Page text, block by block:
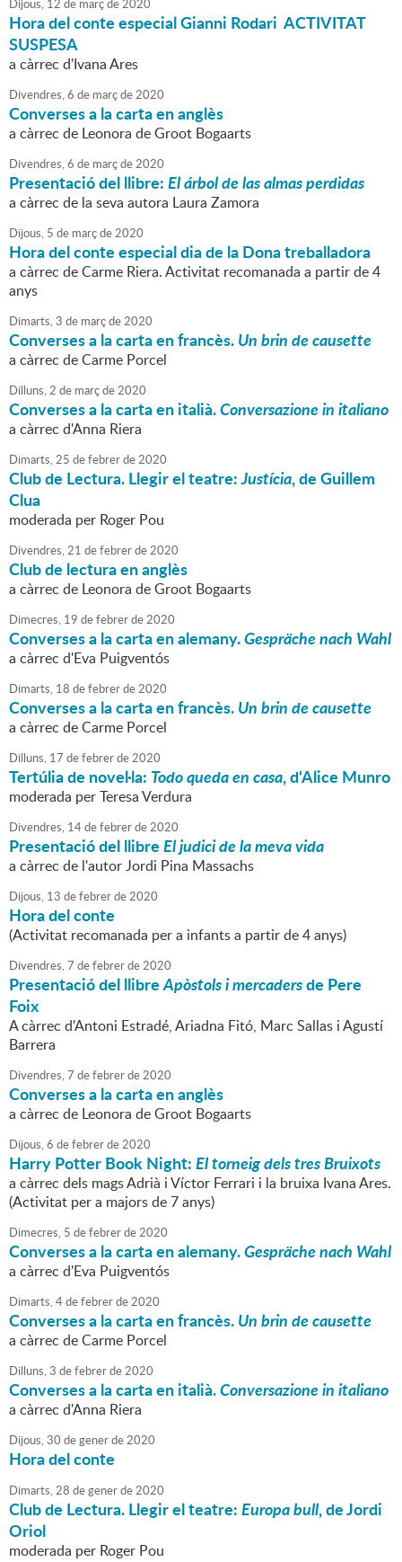
Dijous, 12 de marçde2020
Hora del conte especial Gianni Rodari ACTIVITAT
SUSPESA
a càrrec d'Ivana Ares
Divendres,6 de marçde2020
Converses a la carta en anglès
a càrrec de Leonora de Groot Bogaarts
Divendres,6 de marçde2020
Presentació del llibre:El árbol de las almas perdidas
a càrrec de la seva autora Laura Zamora
Dijous, 5 de marçde2020
Hora del conte especial dia de la Dona treballadora
a càrrec de Carme Riera. Activitat recomanada a partir de 4
anys
Dimarts,3 de marçde2020
Converses a la carta en francès.Un brin de causette
a càrrec de Carme Porcel
Dilluns,2 de marçde2020
Converses a la carta en italià.Conversazione in italiano
a càrrec d'Anna Riera
Dimarts,25 defebrerde2020
Club de Lectura. Llegir el teatre:Justícia, de Guillem
Clua
moderada per Roger Pou
Divendres,21 defebrerde2020
Club de lectura en anglès
a càrrec de Leonora de Groot Bogaarts
Dimecres, 19 defebrerde2020
Converses a la carta en alemany.Gespräche nach Wahl
a càrrec d'Eva Puigventós
Dimarts, 18 defebrerde2020
Converses a la carta en francès.Un brin de causette
a càrrec de Carme Porcel
Dilluns, 17 defebrerde2020
Tertúlia de novel·la: Todo queda en casa, d'Alice Munro
moderada per Teresa Verdura
Divendres, 14defebrerde2020
Presentació del llibreEl judici de la meva vida
a càrrec de l'autor Jordi Pina Massachs
Dijous, 13 defebrerde2020
Hora del conte
(Activitat recomanada per a infants a partir de 4 anys)
Divendres,7 defebrerde2020
Presentació del llibreApòstols i mercadersde Pere
Foix
A càrrec d'Antoni Estradé, Ariadna Fitó, Marc Sallas i Agustí
Barrera
Divendres,7 defebrerde2020
Converses a la carta en anglès
a càrrec de Leonora de Groot Bogaarts
Dijous,6 defebrerde2020
Harry Potter Book Night:El torneig dels tres Bruixots
a càrrec dels mags Adrià i Víctor Ferrari i la bruixa Ivana Ares.
(Activitat per a majors de 7 anys)
Dimecres, 5 defebrerde2020
Converses a la carta en alemany.Gespräche nach Wahl
a càrrec d'Eva Puigventós
Dimarts,4defebrerde2020
Converses a la carta en francès.Un brin de causette
a càrrec de Carme Porcel
Dilluns,3 defebrerde2020
Converses a la carta en italià.Conversazione in italiano
a càrrec d'Anna Riera
Dijous,30 degenerde2020
Hora del conte
Dimarts,28 degenerde2020
Club de Lectura. Llegir el teatre:Europa bull, de Jordi
Oriol
moderada per Roger Pou